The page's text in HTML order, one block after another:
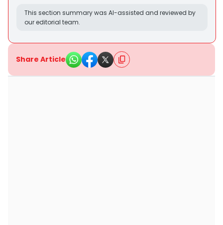
This section summary was AI-assisted and reviewed by
our editorial team.
Share Article